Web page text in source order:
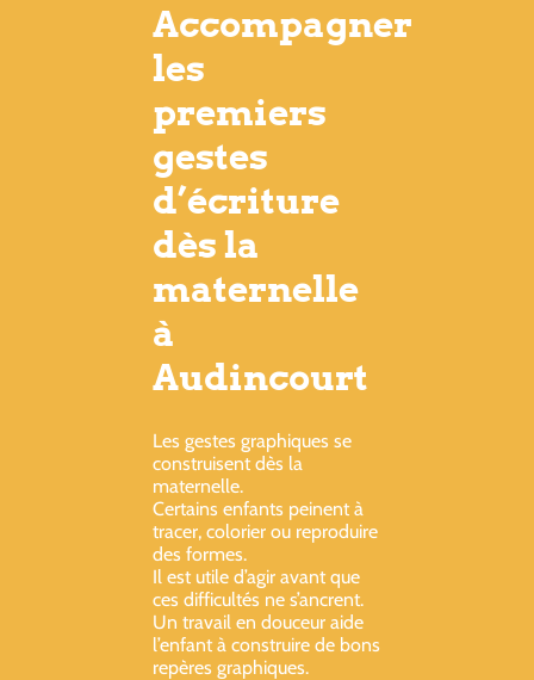
Accompagner
les
premiers
gestes
d’écriture
dès la
maternelle
à
Audincourt
Les gestes graphiques se
construisent dès la
maternelle.
Certains enfants peinent à
tracer, colorier ou reproduire
des formes.
Il est utile d’agir avant que
ces difficultés ne s’ancrent.
Un travail en douceur aide
l’enfant à construire de bons
repères graphiques.